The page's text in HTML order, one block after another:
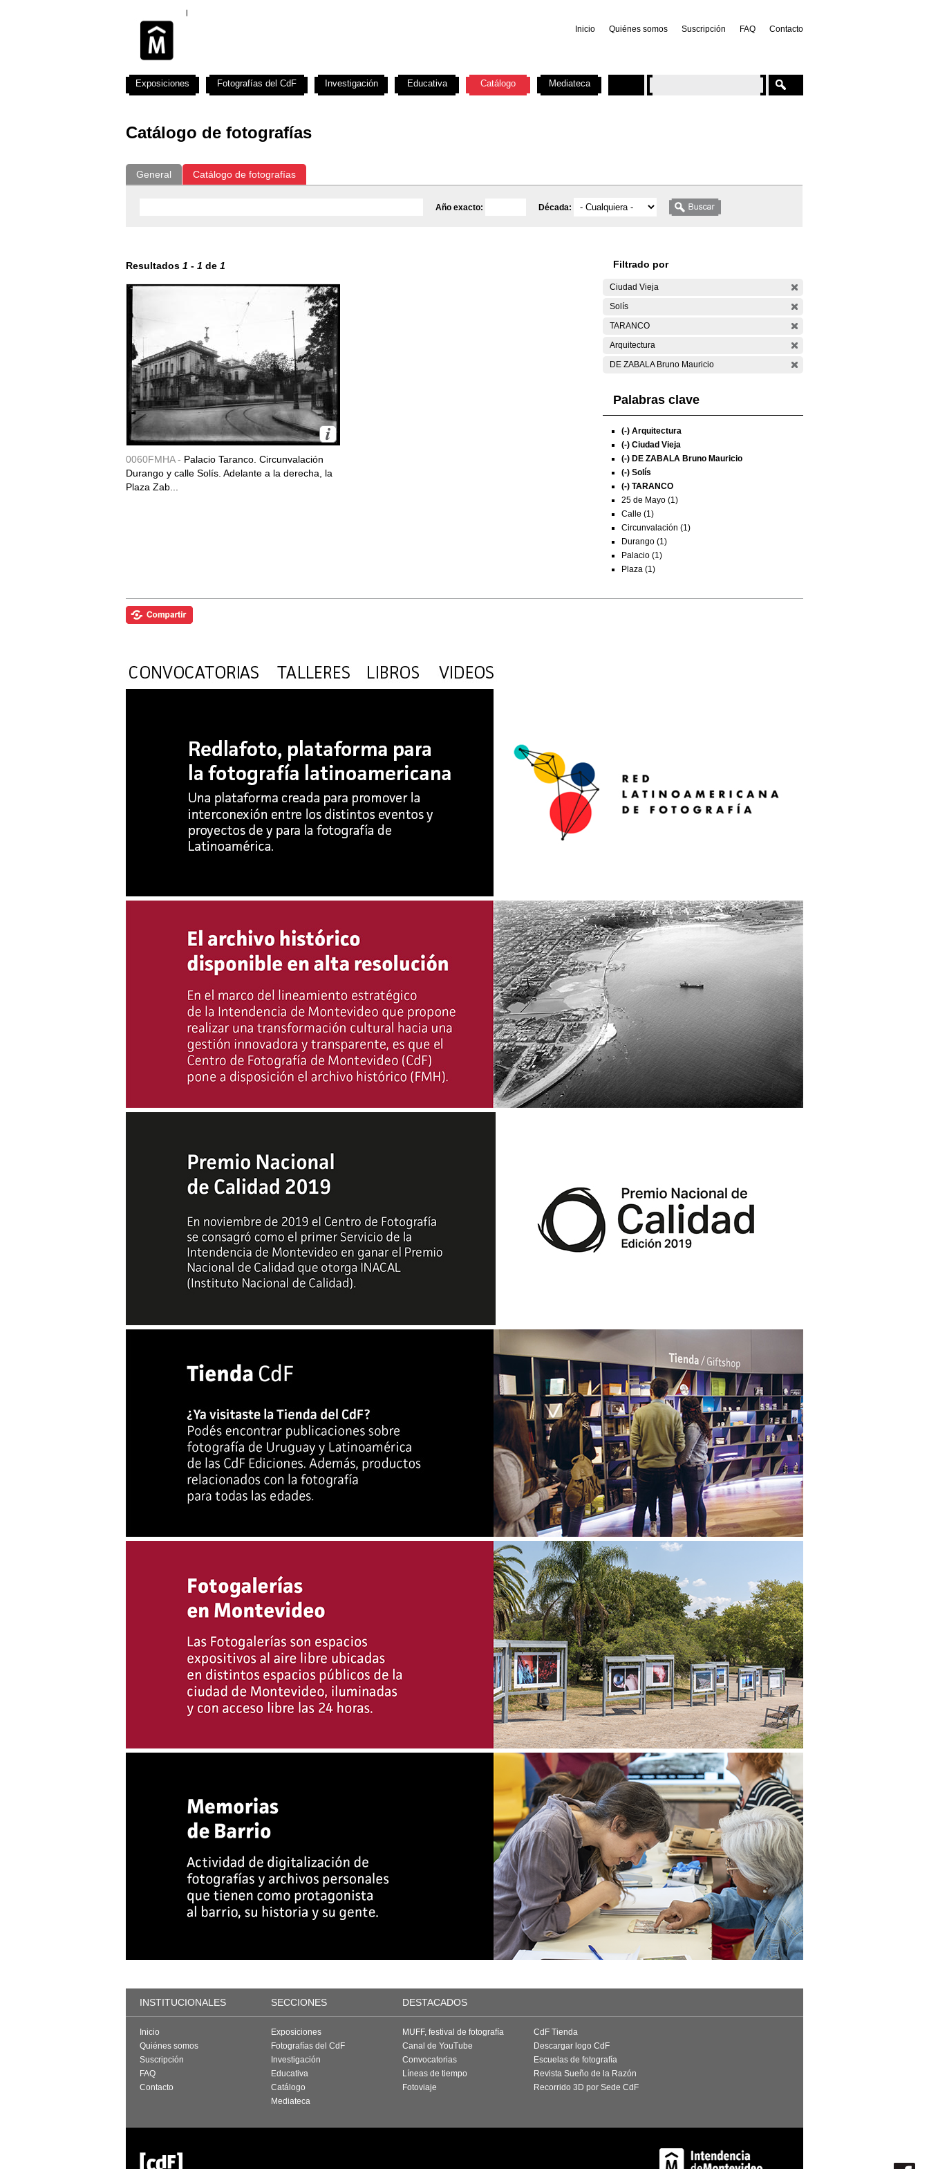
Inicio Quiénes somos Suscripción FAQ Contacto
Catálogo de fotografías
General Catálogo de fotografías
Año exacto: Década:
Resultados 1 - 1 de 1
0060FMHA - Palacio Taranco. Circunvalación
Durango y calle Solís. Adelante a la derecha, la
Plaza Zab...
Filtrado por
Ciudad Vieja
Solís
TARANCO
Arquitectura
DE ZABALA Bruno Mauricio
Palabras clave
(-) Arquitectura
(-) Ciudad Vieja
(-) DE ZABALA Bruno Mauricio
(-) Solís
(-) TARANCO
25 de Mayo (1)
Calle (1)
Circunvalación (1)
Durango (1)
Palacio (1)
Plaza (1)
Exposiciones Fotografías del CdF Investigación Educativa Catálogo Mediateca
INSTITUCIONALES SECCIONES DESTACADOS
Inicio
Quiénes somos
Suscripción
FAQ
Contacto
Exposiciones
Fotografías del CdF
Investigación
Educativa
Catálogo
Mediateca
MUFF, festival de fotografía
Canal de YouTube
Convocatorias
Líneas de tiempo
Fotoviaje
CdF Tienda
Descargar logo CdF
Escuelas de fotografía
Revista Sueño de la Razón
Recorrido 3D por Sede CdF